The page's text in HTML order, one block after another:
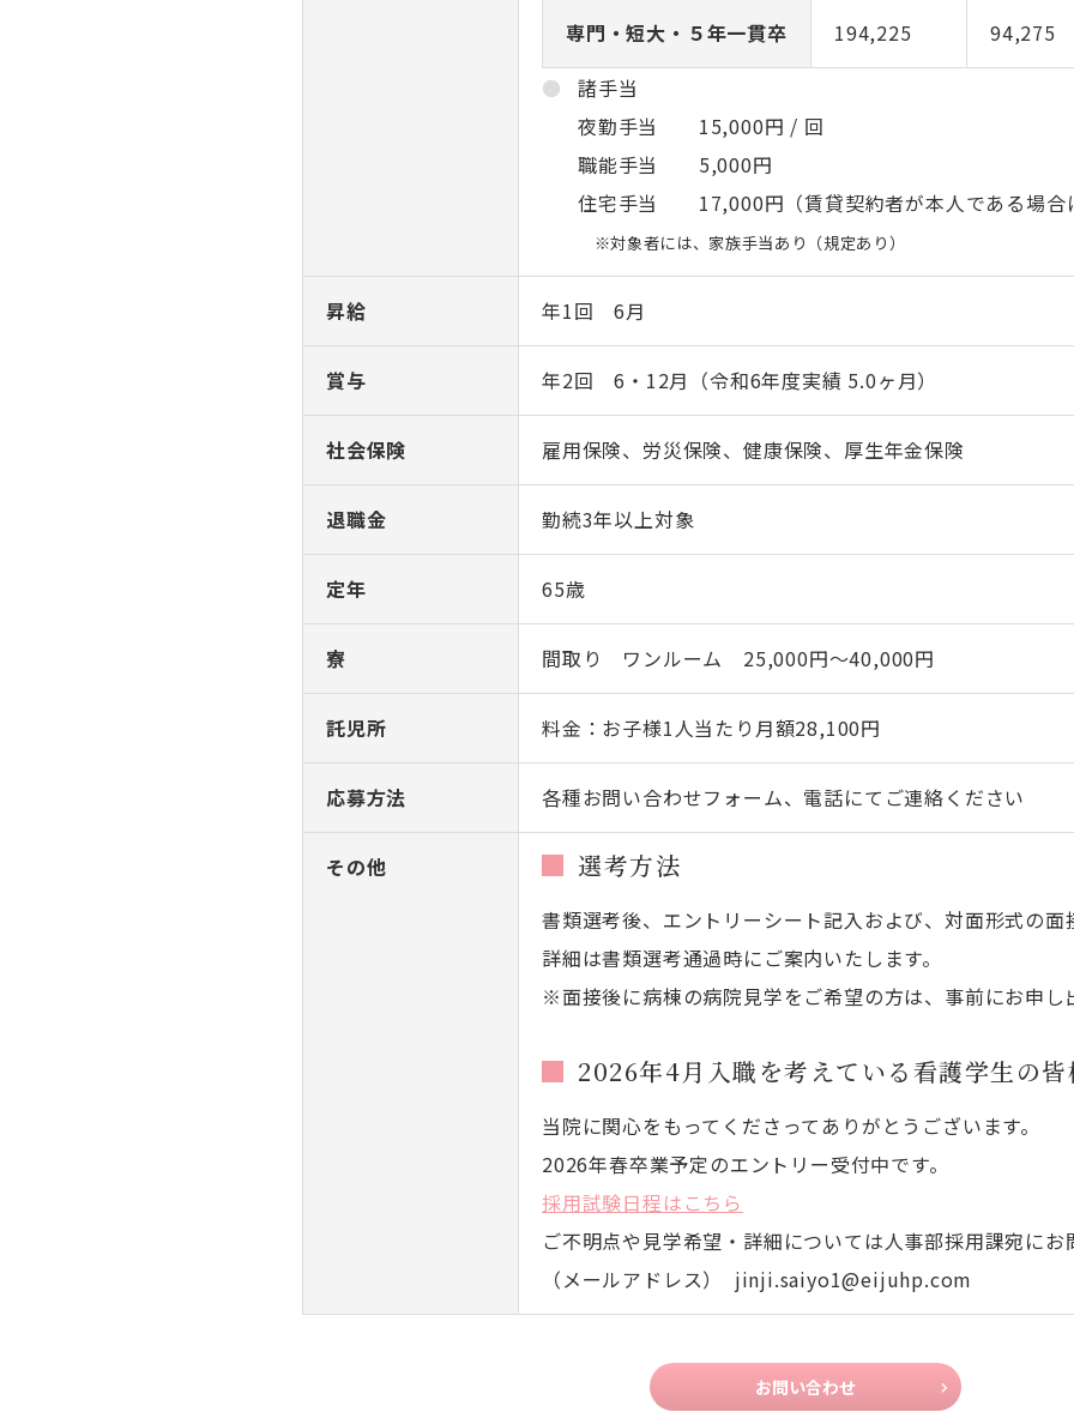
専門・短大・５年一貫卒 194,225
94,275
諸手当
夜勤手当 15,000円 / 回
職能手当 5,000円
住宅手当 17,000円（賃貸契約者が本人である場合
※対象者には、家族手当あり（規定あり）
昇給 年1回 6月
賞与 年2回 6・12月（令和6年度実績 5.0ヶ月）
社会保険 雇用保険、労災保険、健康保険、厚生年金保険
退職金 勤続3年以上対象
定年 65歳
寮 間取り ワンルーム 25,000円～40,000円
託児所 料金：お子様1人当たり月額28,100円
応募方法 各種お問い合わせフォーム、電話にてご連絡ください
その他 選考方法
書類選考後、エントリーシート記入および、対面形式の面
詳細は書類選考通過時にご案内いたします。
※面接後に病棟の病院見学をご希望の方は、事前にお申し
2026年4月入職を考えている看護学生の
当院に関心をもってくださってありがとうございます。
2026年春卒業予定のエントリー受付中です。
採用試験日程はこちら
ご不明点や見学希望・詳細については人事部採用課宛に
（メールアドレス） jinji.saiyo1@eijuhp.com
お問い合わせ